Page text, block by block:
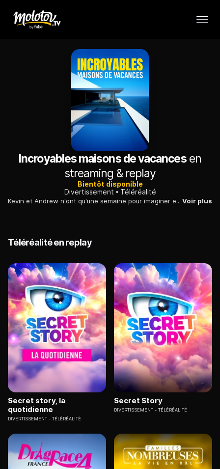
Incroyables maisons de vacancesen
streaming & replay
Bientôt disponible
Divertissement
Téléréalité
Kevin et Andrew n'ont qu'une semaine pour imaginer et construire un ponton qui réponde aux attentes des quatre membres de la famille Kearn : Laura-Lee et Madeline adorent les loisirs créatifs, David est amateur de kayak et de poisson grillé et Lochlan ne peut pas vivre sans ses cannes à pêche. Voir plus
Téléréalité en replay
Secret story, la
quotidienne
DIVERTISSEMENT TÉLÉRÉALITÉ
Secret Story
DIVERTISSEMENT TÉLÉRÉALITÉ